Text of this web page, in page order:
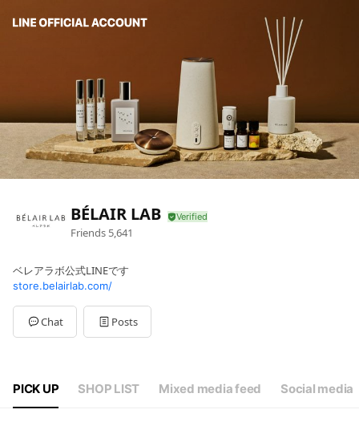
BÉLAIR LAB
Friends 5,641
ベレアラボ公式LINEです
store.belairlab.com/
Chat Posts
PICK UP SHOP LIST Mixed media feed Social media